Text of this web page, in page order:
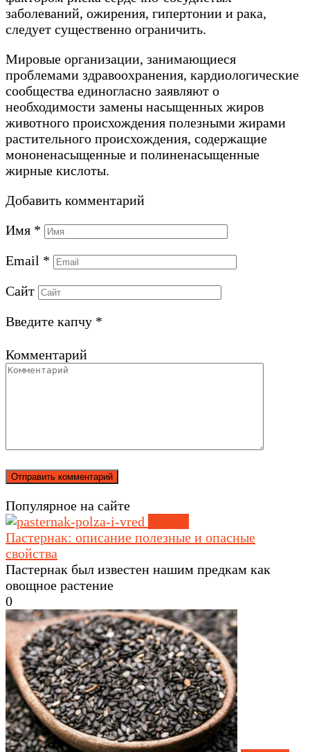
заболеваний, ожирения, гипертонии и рака,
следует существенно ограничить.
Мировые организации, занимающиеся
проблемами здравоохранения, кардиологические
сообщества единогласно заявляют о
необходимости замены насыщенных жиров
животного происхождения полезными жирами
растительного происхождения, содержащие
мононенасыщенные и полиненасыщенные
жирные кислоты.
Добавить комментарий
Имя *
Email *
Сайт
Введите капчу *
Комментарий
Популярное на сайте
Пастернак: описание полезные и опасные
свойства
Пастернак был известен нашим предкам как
овощное растение
0